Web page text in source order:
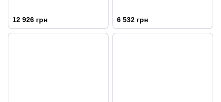
12 926 грн 6 532 грн